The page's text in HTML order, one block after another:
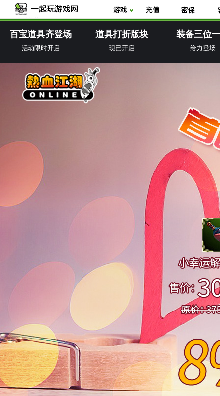
百宝道具齐登场
活动限时开启
道具打折版块
现已开启
装备三位
给力登场